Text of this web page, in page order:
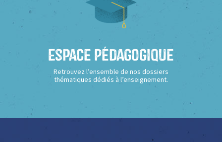
Espace Pédagogique
Retrouvez l’ensemble de nos dossiers
thématiques dédiés à l’enseignement.